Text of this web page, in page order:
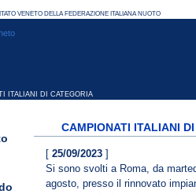
ITALIANI DI CATEGORIA
CAMPIONATI ITALIANI
[ 25/09/2023 ]
Si sono svolti a Roma, da
agosto, presso il rinnovato